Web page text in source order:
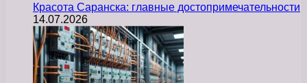
Красота Саранска: главные достопримечательности
14.07.2026